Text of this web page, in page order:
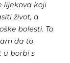
lijekova koji
život, a
bolesti. To
da to
u borbi s